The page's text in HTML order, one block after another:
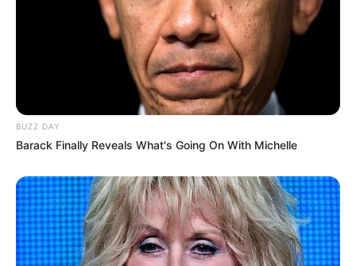
BUZZ DAY
Barack Finally Reveals What's Going On With Michelle